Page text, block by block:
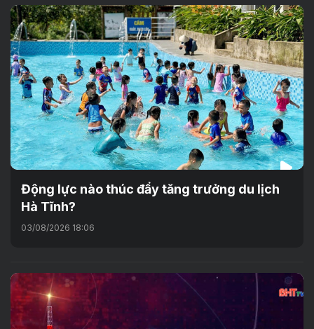
Động lực nào thúc đẩy tăng trưởng du lịch
Hà Tĩnh?
03/08/2026 18:06